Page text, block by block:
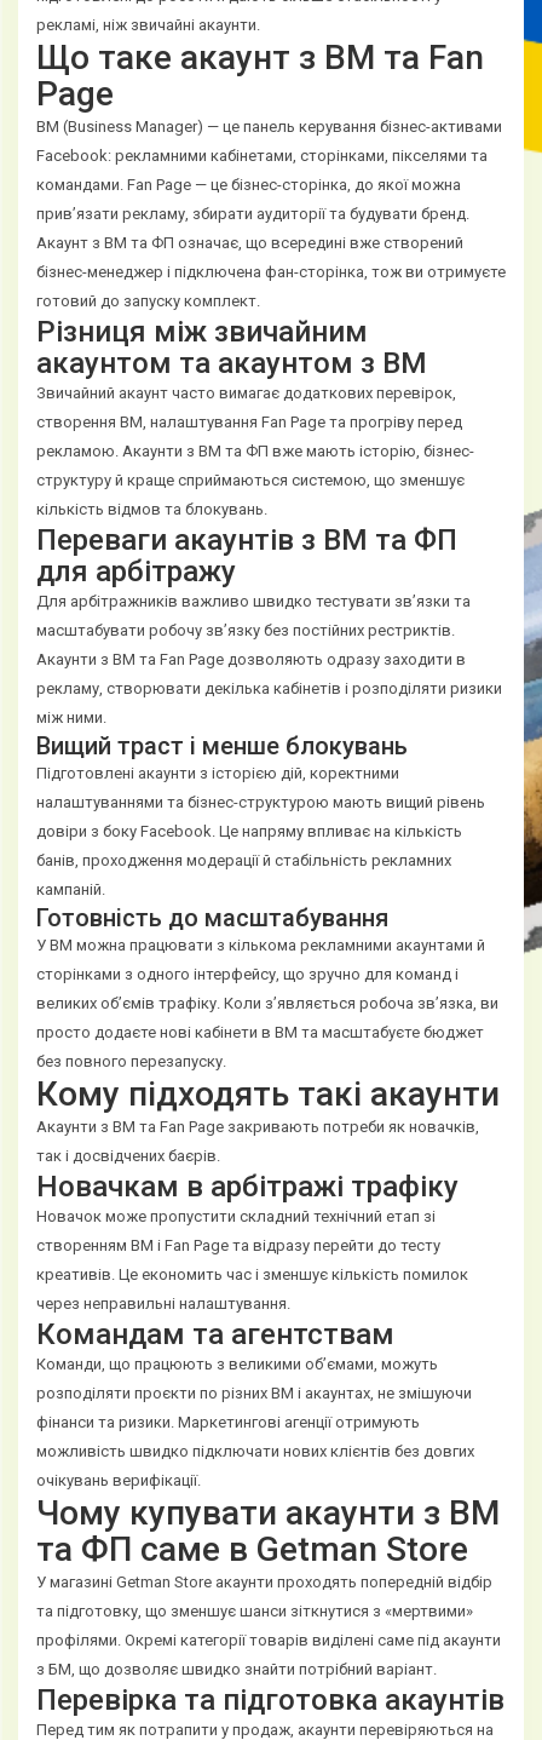
рекламі, ніж звичайні акаунти.
Що таке акаунт з BM та Fan
Page
BM (Business Manager) — це панель керування бізнес-активами
Facebook: рекламними кабінетами, сторінками, пікселями та
командами. Fan Page — це бізнес-сторінка, до якої можна
прив’язати рекламу, збирати аудиторії та будувати бренд.
Акаунт з BM та ФП означає, що всередині вже створений
бізнес-менеджер і підключена фан-сторінка, тож ви отримуєте
готовий до запуску комплект.
Різниця між звичайним
акаунтом та акаунтом з BM
Звичайний акаунт часто вимагає додаткових перевірок,
створення BM, налаштування Fan Page та прогріву перед
рекламою. Акаунти з BM та ФП вже мають історію, бізнес-
структуру й краще сприймаються системою, що зменшує
кількість відмов та блокувань.
Переваги акаунтів з BM та ФП
для арбітражу
Для арбітражників важливо швидко тестувати зв’язки та
масштабувати робочу зв’язку без постійних рестриктів.
Акаунти з BM та Fan Page дозволяють одразу заходити в
рекламу, створювати декілька кабінетів і розподіляти ризики
між ними.
Вищий траст і менше блокувань
Підготовлені акаунти з історією дій, коректними
налаштуваннями та бізнес-структурою мають вищий рівень
довіри з боку Facebook. Це напряму впливає на кількість
банів, проходження модерації й стабільність рекламних
кампаній.
Готовність до масштабування
У BM можна працювати з кількома рекламними акаунтами й
сторінками з одного інтерфейсу, що зручно для команд і
великих об’ємів трафіку. Коли з’являється робоча зв’язка, ви
просто додаєте нові кабінети в BM та масштабуєте бюджет
без повного перезапуску.
Кому підходять такі акаунти
Акаунти з BM та Fan Page закривають потреби як новачків,
так і досвідчених баєрів.
Новачкам в арбітражі трафіку
Новачок може пропустити складний технічний етап зі
створенням BM і Fan Page та відразу перейти до тесту
креативів. Це економить час і зменшує кількість помилок
через неправильні налаштування.
Командам та агентствам
Команди, що працюють з великими об’ємами, можуть
розподіляти проєкти по різних BM і акаунтах, не змішуючи
фінанси та ризики. Маркетингові агенції отримують
можливість швидко підключати нових клієнтів без довгих
очікувань верифікації.
Чому купувати акаунти з BM
та ФП саме в Getman Store
У магазині Getman Store акаунти проходять попередній відбір
та підготовку, що зменшує шанси зіткнутися з «мертвими»
профілями. Окремі категорії товарів виділені саме під акаунти
з БМ, що дозволяє швидко знайти потрібний варіант.
Перевірка та підготовка акаунтів
Перед тим як потрапити у продаж, акаунти перевіряються на